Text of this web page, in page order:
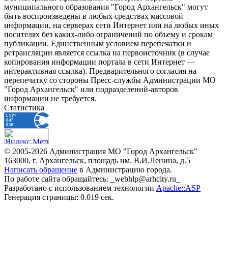
муниципального образования "Город Архангельск" могут
быть воспроизведены в любых средствах массовой
информации, на серверах сети Интернет или на любых иных
носителях без каких-либо ограничений по объему и срокам
публикации. Единственным условием перепечатки и
ретрансляции является ссылка на первоисточник (в случае
копирования информации портала в сети Интернет —
интерактивная ссылка). Предварительного согласия на
перепечатку со стороны Пресс-службы Администрации МО
"Город Архангельск" или подразделений-авторов
информации не требуется.
Статистика
© 2005-2026 Администрация МО "Город Архангельск"
163000, г. Архангельск, площадь им. В.И.Ленина, д.5
Написать обращение в Администрацию города.
По работе сайта обращайтесь: _webhlp@arhcity.ru_
Разработано с использованием технологии Apache::ASP
Генерация страницы: 0.019 сек.